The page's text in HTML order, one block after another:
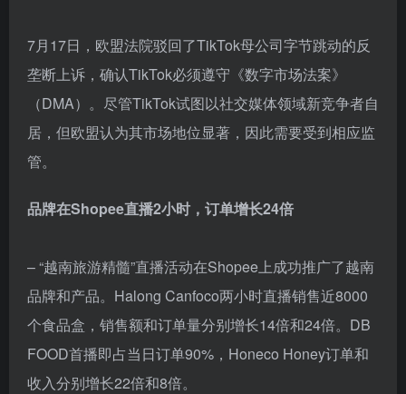
7月17日，欧盟法院驳回了TikTok母公司字节跳动的反
垄断上诉，确认TikTok必须遵守《数字市场法案》
（DMA）。尽管TikTok试图以社交媒体领域新竞争者自
居，但欧盟认为其市场地位显著，因此需要受到相应监
管。
品牌在Shopee直播2小时，订单增长24倍
– “越南旅游精髓”直播活动在Shopee上成功推广了越南
品牌和产品。Halong Canfoco两小时直播销售近8000
个食品盒，销售额和订单量分别增长14倍和24倍。DB
FOOD首播即占当日订单90%，Honeco Honey订单和
收入分别增长22倍和8倍。